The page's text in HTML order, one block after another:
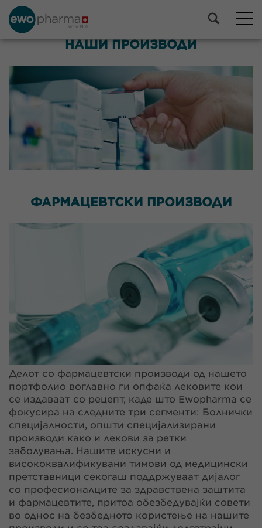
НАШИ ПРОИЗВОДИ
ФАРМАЦЕВТСКИ ПРОИЗВОДИ
Делот со фармацевтски производи од нашето
портфолио воглавно ги опфаќа лековите кои
се издаваат со рецепт, каде што Ewopharma се
фокусира на следните три сегменти: Болнички
специјалности, општи специјализирани
производи како и лекови за ретки
заболувања. Нашите искусни и
висококвалификувани тимови од медицински
претставници секогаш поддржуваат дијалог
со професионалците за здравствена заштита
и фармацевтите, притоа обезбедувајќи совети
во однос на безбедното користење на нашите